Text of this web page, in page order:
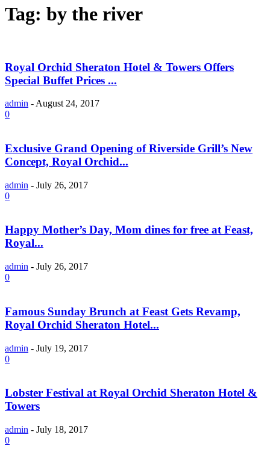
Tag: by the river
Royal Orchid Sheraton Hotel & Towers Offers
Special Buffet Prices ...
admin - August 24, 2017
0
Exclusive Grand Opening of Riverside Grill’s New
Concept, Royal Orchid...
admin - July 26, 2017
0
Happy Mother’s Day, Mom dines for free at Feast,
Royal...
admin - July 26, 2017
0
Famous Sunday Brunch at Feast Gets Revamp,
Royal Orchid Sheraton Hotel...
admin - July 19, 2017
0
Lobster Festival at Royal Orchid Sheraton Hotel &
Towers
admin - July 18, 2017
0